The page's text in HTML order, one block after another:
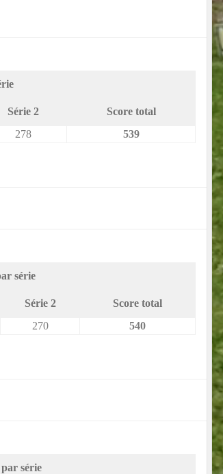
Série 2
Score total
278 539
série
Série 2
Score total
270 540
série